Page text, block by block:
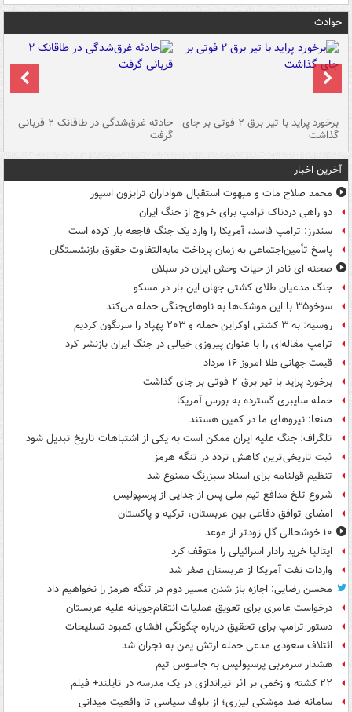
حوادث
برخورد پراید با تیر برق ۲ فوتی بر جای
گذاشت
حادثه غرق‌شدگی در طاقانک ۲ قربانی
گرفت
آخرین اخبار
محمد صلاح مات و مبهوت استقبال هواداران ترابزون اسپور
دو راهی دردناک ترامپ برای خروج از جنگ ایران
سندرز: ترامپ فاسد، آمریکا را وارد یک جنگ فاجعه بار کرده است
پاسخ تأمین‌اجتماعی به زمان پرداخت مابه‌التفاوت حقوق بازنشستگان
صحنه ای نادر از حیات وحش ایران در سبلان
جنگ مدعیان طلای کشتی جهان این بار در مسکو
سوخو۳۵ با این موشک‌ها به ناوهای‌جنگی حمله می‌کند
روسیه: به ۳ کشتی اوکراین حمله و ۲۰۳ پهپاد را سرنگون کردیم
ترامپ مقاله‌ای را با عنوان پیروزی خیالی در جنگ ایران بازنشر کرد
قیمت جهانی طلا امروز ۱۶ مرداد
برخورد پراید با تیر برق ۲ فوتی بر جای گذاشت
حمله سایبری گسترده به بورس آمریکا
صنعا: نیروهای ما در کمین‌ هستند
تلگراف: جنگ علیه ایران ممکن است به یکی از اشتباهات تاریخ تبدیل شود
ثبت تاریخی‌ترین کاهش تردد در تنگه هرمز
تنظیم قولنامه برای اسناد سبزرنگ ممنوع شد
شروع تلخ مدافع تیم ملی پس از جدایی از پرسپولیس
امضای توافق دفاعی بین عربستان، ترکیه و پاکستان
۱۰ خوشحالی گل زودتر از موعد
ایتالیا خرید رادار اسرائیلی را متوقف کرد
واردات نفت آمریکا از عربستان صفر شد
محسن رضایی: اجازه باز شدن مسیر دوم در تنگه هرمز را نخواهیم داد
درخواست عامری برای تعویق عملیات انتقام‌جویانه علیه عربستان
دستور ترامپ برای تحقیق درباره چگونگی افشای کمبود تسلیحات
ائتلاف سعودی مدعی حمله ارتش یمن به نجران شد
هشدار سرمربی پرسپولیس به جاسوس تیم
۲۲ کشته و زخمی بر اثر تیراندازی در یک مدرسه در تایلند+ فیلم
سامانه ضد موشکی لیزری؛ از بلوف سیاسی تا واقعیت میدانی